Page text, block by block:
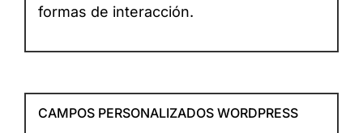
formas de interacción.
CAMPOS PERSONALIZADOS WORDPRESS